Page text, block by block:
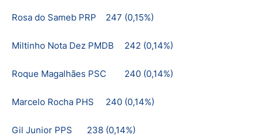
Rosa do Sameb PRP 247 (0,15%)
Miltinho Nota Dez PMDB 242 (0,14%)
Roque Magalhães PSC 240 (0,14%)
Marcelo Rocha PHS 240 (0,14%)
Gil Junior PPS 238 (0,14%)